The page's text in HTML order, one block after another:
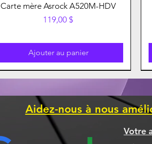
Carte mère Asrock A520M-HDV
Prix
119,00 $
Ajouter au panier
Aidez-nous à nous
Votre